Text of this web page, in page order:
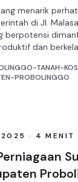
menarik
di Jl.
berpotensi
dan
TANAH-
PROBOLINGGO
· 4 MENIT